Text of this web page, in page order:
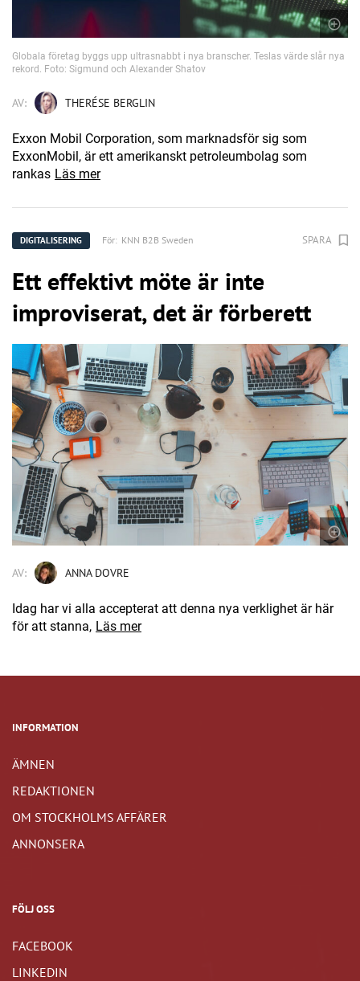
Globala företag byggs upp ultrasnabbt i nya branscher. Teslas värde slår nya
rekord. Foto: Sigmund och Alexander Shatov
AV: THERÉSE BERGLIN
Exxon Mobil Corporation, som marknadsför sig som
ExxonMobil, är ett amerikanskt petroleumbolag som
rankas Läs mer
DIGITALISERING För: KNN B2B Sweden SPARA
Ett effektivt möte är inte
improviserat, det är förberett
AV: ANNA DOVRE
Idag har vi alla accepterat att denna nya verklighet är här
för att stanna, Läs mer
INFORMATION
ÄMNEN
REDAKTIONEN
OM STOCKHOLMS AFFÄRER
ANNONSERA
FÖLJ OSS
FACEBOOK
LINKEDIN